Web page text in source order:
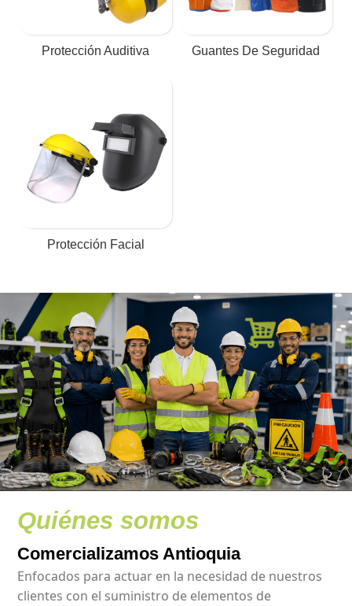
Protección Auditiva Guantes De Seguridad
Protección Facial
Quiénes somos
Comercializamos Antioquia
Enfocados para actuar en la necesidad de nuestros
clientes con el suministro de elementos de